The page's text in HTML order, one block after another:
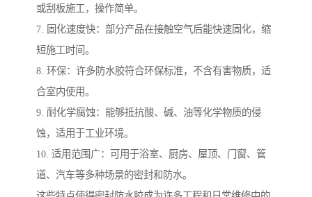
或刮板施工，操作简单。
7. 固化速度快：部分产品在接触空气后能快速固化，缩
短施工时间。
8. 环保：许多防水胶符合环保标准，不含有害物质，适
合室内使用。
9. 耐化学腐蚀：能够抵抗酸、碱、油等化学物质的侵
蚀，适用于工业环境。
10. 适用范围广：可用于浴室、厨房、屋顶、门窗、管
道、汽车等多种场景的密封和防水。